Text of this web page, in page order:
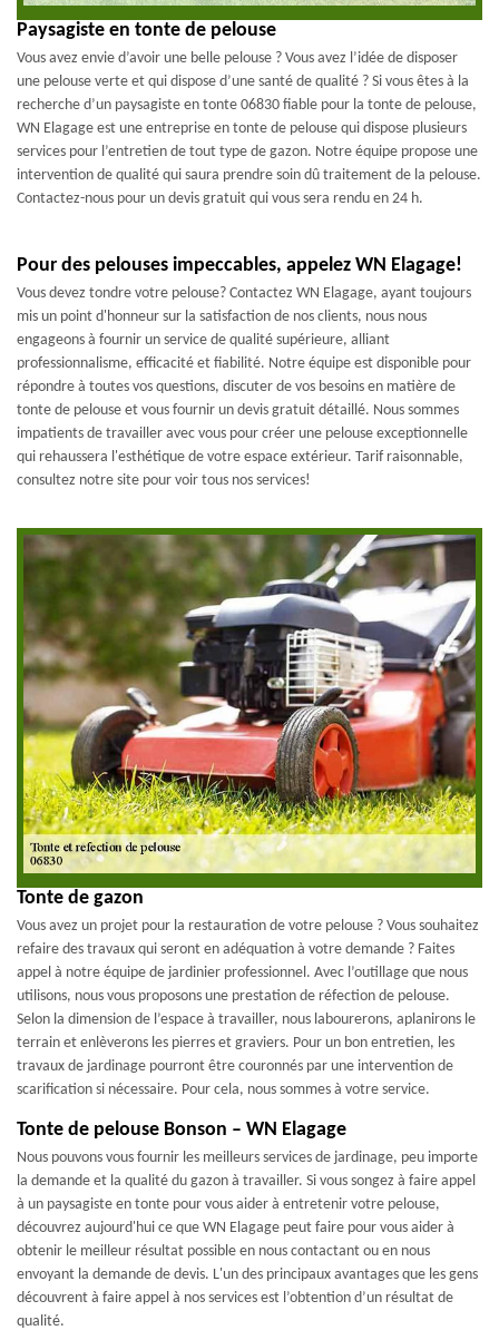
Paysagiste en tonte de pelouse
Vous avez envie d’avoir une belle pelouse ? Vous avez l’idée de disposer
une pelouse verte et qui dispose d’une santé de qualité ? Si vous êtes à la
recherche d’un paysagiste en tonte 06830 fiable pour la tonte de pelouse,
WN Elagage est une entreprise en tonte de pelouse qui dispose plusieurs
services pour l’entretien de tout type de gazon. Notre équipe propose une
intervention de qualité qui saura prendre soin dû traitement de la pelouse.
Contactez-nous pour un devis gratuit qui vous sera rendu en 24 h.
Pour des pelouses impeccables, appelez WN Elagage!
Vous devez tondre votre pelouse? Contactez WN Elagage, ayant toujours
mis un point d'honneur sur la satisfaction de nos clients, nous nous
engageons à fournir un service de qualité supérieure, alliant
professionnalisme, efficacité et fiabilité. Notre équipe est disponible pour
répondre à toutes vos questions, discuter de vos besoins en matière de
tonte de pelouse et vous fournir un devis gratuit détaillé. Nous sommes
impatients de travailler avec vous pour créer une pelouse exceptionnelle
qui rehaussera l'esthétique de votre espace extérieur. Tarif raisonnable,
consultez notre site pour voir tous nos services!
Tonte de gazon
Vous avez un projet pour la restauration de votre pelouse ? Vous souhaitez
refaire des travaux qui seront en adéquation à votre demande ? Faites
appel à notre équipe de jardinier professionnel. Avec l’outillage que nous
utilisons, nous vous proposons une prestation de réfection de pelouse.
Selon la dimension de l’espace à travailler, nous labourerons, aplanirons le
terrain et enlèverons les pierres et graviers. Pour un bon entretien, les
travaux de jardinage pourront être couronnés par une intervention de
scarification si nécessaire. Pour cela, nous sommes à votre service.
Tonte de pelouse Bonson – WN Elagage
Nous pouvons vous fournir les meilleurs services de jardinage, peu importe
la demande et la qualité du gazon à travailler. Si vous songez à faire appel
à un paysagiste en tonte pour vous aider à entretenir votre pelouse,
découvrez aujourd'hui ce que WN Elagage peut faire pour vous aider à
obtenir le meilleur résultat possible en nous contactant ou en nous
envoyant la demande de devis. L'un des principaux avantages que les gens
découvrent à faire appel à nos services est l’obtention d’un résultat de
qualité.